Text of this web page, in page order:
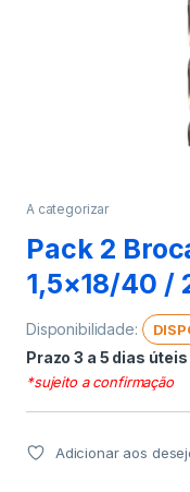
A categorizar
Pack 2
1,5×18/40 /
Disponibilidade:
Prazo 3 a 5 dias úteis
*sujeito a confirmação
Adicionar aos